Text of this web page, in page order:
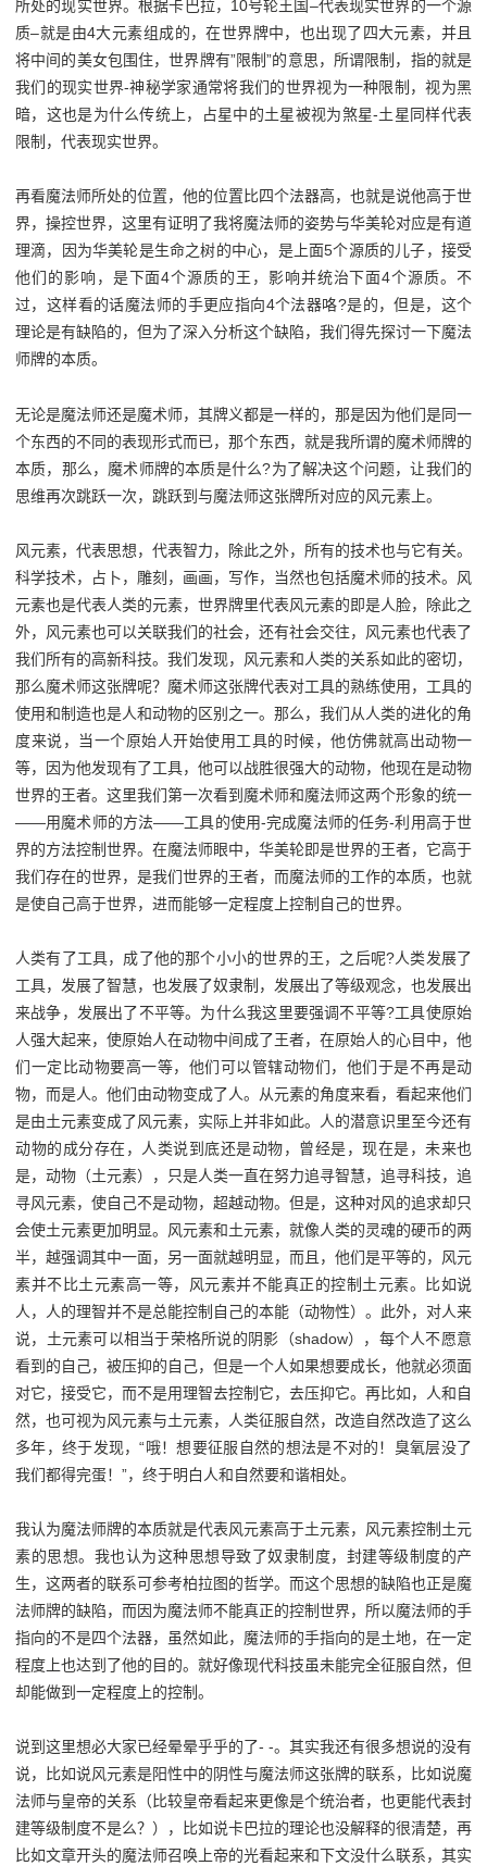
所处的现实世界。根据卡巴拉，10号轮王国–代表现实世界的一个源
质–就是由4大元素组成的，在世界牌中，也出现了四大元素，并且
将中间的美女包围住，世界牌有”限制”的意思，所谓限制，指的就是
我们的现实世界-神秘学家通常将我们的世界视为一种限制，视为黑
暗，这也是为什么传统上，占星中的土星被视为煞星-土星同样代表
限制，代表现实世界。
再看魔法师所处的位置，他的位置比四个法器高，也就是说他高于世
界，操控世界，这里有证明了我将魔法师的姿势与华美轮对应是有道
理滴，因为华美轮是生命之树的中心，是上面5个源质的儿子，接受
他们的影响，是下面4个源质的王，影响并统治下面4个源质。不
过，这样看的话魔法师的手更应指向4个法器咯?是的，但是，这个
理论是有缺陷的，但为了深入分析这个缺陷，我们得先探讨一下魔法
师牌的本质。
无论是魔法师还是魔术师，其牌义都是一样的，那是因为他们是同一
个东西的不同的表现形式而已，那个东西，就是我所谓的魔术师牌的
本质，那么，魔术师牌的本质是什么?为了解决这个问题，让我们的
思维再次跳跃一次，跳跃到与魔法师这张牌所对应的风元素上。
风元素，代表思想，代表智力，除此之外，所有的技术也与它有关。
科学技术，占卜，雕刻，画画，写作，当然也包括魔术师的技术。风
元素也是代表人类的元素，世界牌里代表风元素的即是人脸，除此之
外，风元素也可以关联我们的社会，还有社会交往，风元素也代表了
我们所有的高新科技。我们发现，风元素和人类的关系如此的密切，
那么魔术师这张牌呢？魔术师这张牌代表对工具的熟练使用，工具的
使用和制造也是人和动物的区别之一。那么，我们从人类的进化的角
度来说，当一个原始人开始使用工具的时候，他仿佛就高出动物一
等，因为他发现有了工具，他可以战胜很强大的动物，他现在是动物
世界的王者。这里我们第一次看到魔术师和魔法师这两个形象的统一
——用魔术师的方法——工具的使用-完成魔法师的任务-利用高于世
界的方法控制世界。在魔法师眼中，华美轮即是世界的王者，它高于
我们存在的世界，是我们世界的王者，而魔法师的工作的本质，也就
是使自己高于世界，进而能够一定程度上控制自己的世界。
人类有了工具，成了他的那个小小的世界的王，之后呢?人类发展了
工具，发展了智慧，也发展了奴隶制，发展出了等级观念，也发展出
来战争，发展出了不平等。为什么我这里要强调不平等?工具使原始
人强大起来，使原始人在动物中间成了王者，在原始人的心目中，他
们一定比动物要高一等，他们可以管辖动物们，他们于是不再是动
物，而是人。他们由动物变成了人。从元素的角度来看，看起来他们
是由土元素变成了风元素，实际上并非如此。人的潜意识里至今还有
动物的成分存在，人类说到底还是动物，曾经是，现在是，未来也
是，动物（土元素），只是人类一直在努力追寻智慧，追寻科技，追
寻风元素，使自己不是动物，超越动物。但是，这种对风的追求却只
会使土元素更加明显。风元素和土元素，就像人类的灵魂的硬币的两
半，越强调其中一面，另一面就越明显，而且，他们是平等的，风元
素并不比土元素高一等，风元素并不能真正的控制土元素。比如说
人，人的理智并不是总能控制自己的本能（动物性）。此外，对人来
说，土元素可以相当于荣格所说的阴影（shadow），每个人不愿意
看到的自己，被压抑的自己，但是一个人如果想要成长，他就必须面
对它，接受它，而不是用理智去控制它，去压抑它。再比如，人和自
然，也可视为风元素与土元素，人类征服自然，改造自然改造了这么
多年，终于发现，“哦！想要征服自然的想法是不对的！臭氧层没了
我们都得完蛋！”，终于明白人和自然要和谐相处。
我认为魔法师牌的本质就是代表风元素高于土元素，风元素控制土元
素的思想。我也认为这种思想导致了奴隶制度，封建等级制度的产
生，这两者的联系可参考柏拉图的哲学。而这个思想的缺陷也正是魔
法师牌的缺陷，而因为魔法师不能真正的控制世界，所以魔法师的手
指向的不是四个法器，虽然如此，魔法师的手指向的是土地，在一定
程度上也达到了他的目的。就好像现代科技虽未能完全征服自然，但
却能做到一定程度上的控制。
说到这里想必大家已经晕晕乎乎的了- -。其实我还有很多想说的没有
说，比如说风元素是阳性中的阴性与魔法师这张牌的联系，比如说魔
法师与皇帝的关系（比较皇帝看起来更像是个统治者，也更能代表封
建等级制度不是么？），比如说卡巴拉的理论也没解释的很清楚，再
比如文章开头的魔法师召唤上帝的光看起来和下文没什么联系，其实